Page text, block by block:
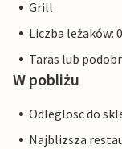
Grill
Liczba leżaków: 0
Taras lub
W pobliżu
Odleglosc do
Najblizsza